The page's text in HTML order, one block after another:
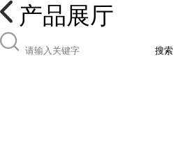
产品展厅
搜索